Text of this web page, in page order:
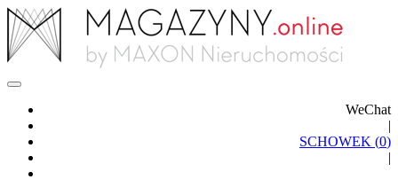
WeChat
|
SCHOWEK (0)
|